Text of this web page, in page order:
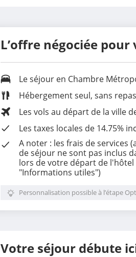
L’offre négociée pour
Le séjour en Chambre
Hébergement seul, sans repas
Les vols au départ de la ville
Les taxes locales de 14.75%
A noter : les frais de services
de séjour ne sont pas inclus
lors de votre départ de
"Informations utiles")
Personnalisation possible à l’étape
Votre séjour débute